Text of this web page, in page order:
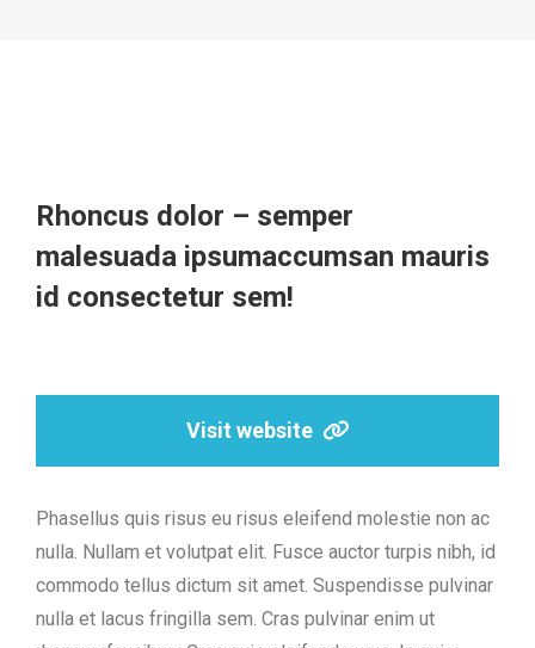
Rhoncus dolor – semper
malesuada ipsumaccumsan mauris
id consectetur sem!
Visit website
Phasellus quis risus eu risus eleifend molestie non ac
nulla. Nullam et volutpat elit. Fusce auctor turpis nibh, id
commodo tellus dictum sit amet. Suspendisse pulvinar
nulla et lacus fringilla sem. Cras pulvinar enim ut